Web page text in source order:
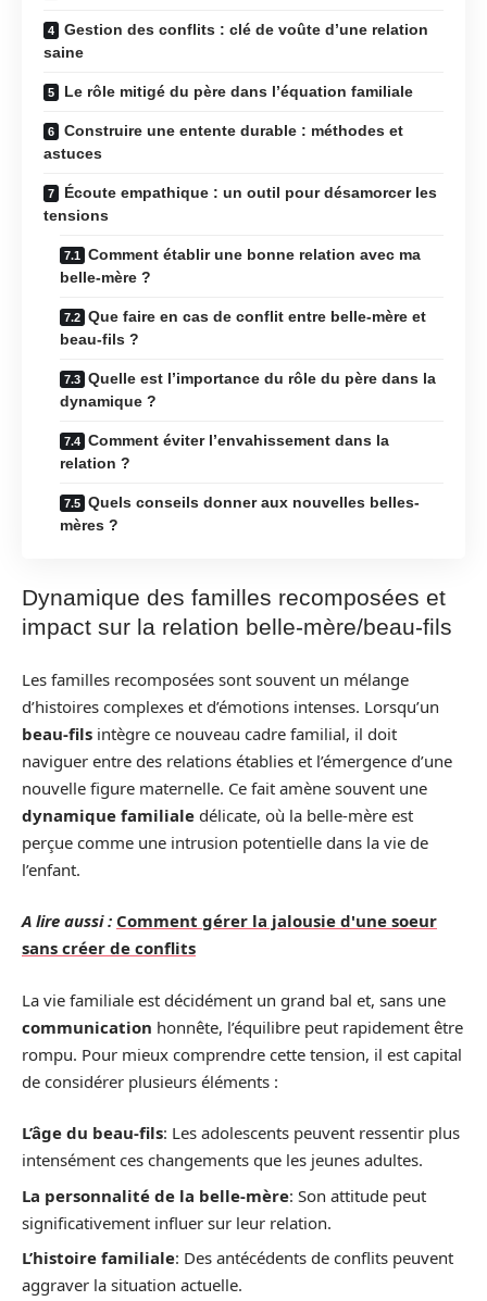
Gestion des conflits : clé de voûte d’une relation
saine
Le rôle mitigé du père dans l’équation familiale
Construire une entente durable : méthodes et
astuces
Écoute empathique : un outil pour désamorcer les
tensions
Comment établir une bonne relation avec ma
belle-mère ?
Que faire en cas de conflit entre belle-mère et
beau-fils ?
Quelle est l’importance du rôle du père dans la
dynamique ?
Comment éviter l’envahissement dans la
relation ?
Quels conseils donner aux nouvelles belles-
mères ?
Dynamique des familles recomposées et
impact sur la relation belle-mère/beau-fils
Les familles recomposées sont souvent un mélange
d’histoires complexes et d’émotions intenses. Lorsqu’un
beau-fils intègre ce nouveau cadre familial, il doit
naviguer entre des relations établies et l’émergence d’une
nouvelle figure maternelle. Ce fait amène souvent une
dynamique familiale délicate, où la belle-mère est
perçue comme une intrusion potentielle dans la vie de
l’enfant.
A lire aussi : Comment gérer la jalousie d'une soeur
sans créer de conflits
La vie familiale est décidément un grand bal et, sans une
communication honnête, l’équilibre peut rapidement être
rompu. Pour mieux comprendre cette tension, il est capital
de considérer plusieurs éléments :
L’âge du beau-fils: Les adolescents peuvent ressentir plus
intensément ces changements que les jeunes adultes.
La personnalité de la belle-mère: Son attitude peut
significativement influer sur leur relation.
L’histoire familiale: Des antécédents de conflits peuvent
aggraver la situation actuelle.